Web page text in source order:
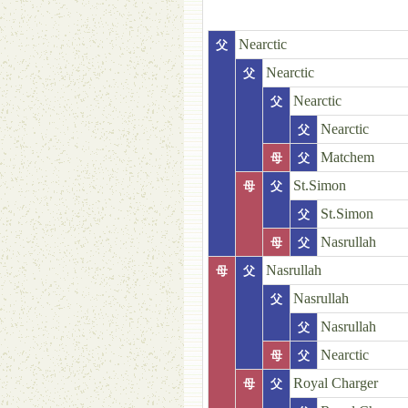
父 Nearctic
父 Nearctic
父 Nearctic
父 Nearctic
母 父 Matchem
母 父 St.Simon
父 St.Simon
母 父 Nasrullah
母 父 Nasrullah
父 Nasrullah
父 Nasrullah
母 父 Nearctic
母 父 Royal Charger